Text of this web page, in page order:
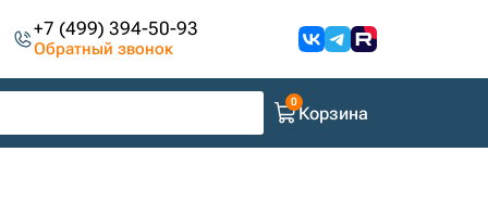
+7 (499) 394-50-93
Обратный звонок
Корзина